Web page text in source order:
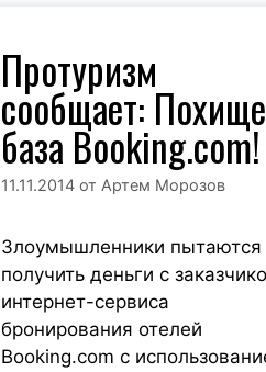
Протуризм
сообщает:
база Booking.com!
11.11.2014 от Артем Морозов
Злоумышленники пытаются
получить деньги с
интернет-сервиса
бронирования отелей
Booking.com с